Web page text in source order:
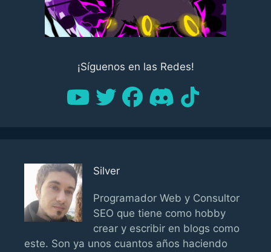
¡Síguenos en las Redes!
Silver
Programador Web y Consultor
SEO que tiene como hobby
crear y escribir en blogs como
este. Son ya unos cuantos años haciendo